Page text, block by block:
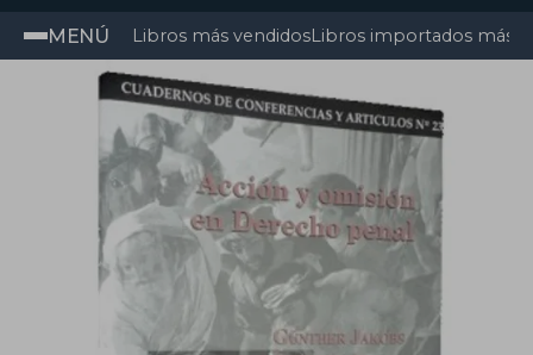
MENÚ Libros más vendidosLibros importados más